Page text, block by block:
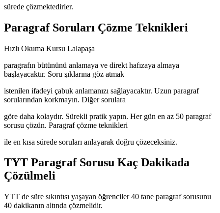
sürede çözmektedirler.
Paragraf Soruları Çözme Teknikleri
Hızlı Okuma Kursu Lalapaşa
paragrafın bütününü anlamaya ve direkt hafızaya almaya
başlayacaktır. Soru şıklarına göz atmak
istenilen ifadeyi çabuk anlamanızı sağlayacaktır. Uzun paragraf
sorularından korkmayın. Diğer sorulara
göre daha kolaydır. Sürekli pratik yapın. Her gün en az 50 paragraf
sorusu çözün. Paragraf çözme teknikleri
ile en kısa sürede soruları anlayarak doğru çözeceksiniz.
TYT Paragraf Sorusu Kaç Dakikada
Çözülmeli
YTT de süre sıkıntısı yaşayan öğrenciler 40 tane paragraf sorusunu
40 dakikanın altında çözmelidir.